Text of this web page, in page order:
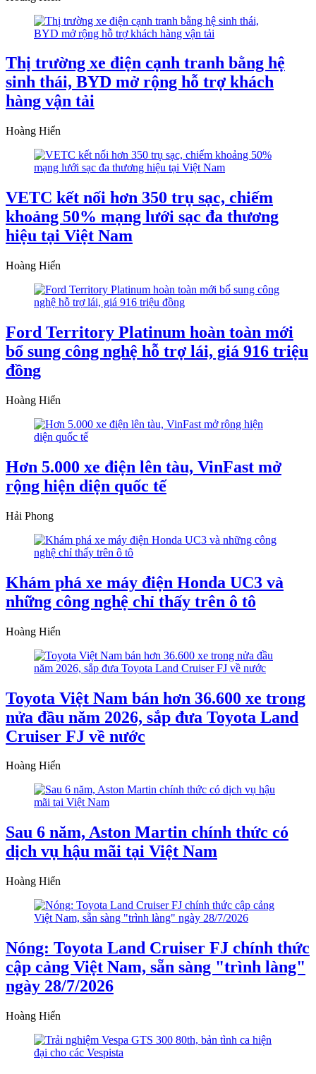
Thị trường xe điện cạnh tranh bằng hệ
sinh thái, BYD mở rộng hỗ trợ khách
hàng vận tải
Hoàng Hiển
VETC kết nối hơn 350 trụ sạc, chiếm
khoảng 50% mạng lưới sạc đa thương
hiệu tại Việt Nam
Hoàng Hiển
Ford Territory Platinum hoàn toàn mới
bổ sung công nghệ hỗ trợ lái, giá 916 triệu
đồng
Hoàng Hiển
Hơn 5.000 xe điện lên tàu, VinFast mở
rộng hiện diện quốc tế
Hải Phong
Khám phá xe máy điện Honda UC3 và
những công nghệ chỉ thấy trên ô tô
Hoàng Hiển
Toyota Việt Nam bán hơn 36.600 xe trong
nửa đầu năm 2026, sắp đưa Toyota Land
Cruiser FJ về nước
Hoàng Hiển
Sau 6 năm, Aston Martin chính thức có
dịch vụ hậu mãi tại Việt Nam
Hoàng Hiển
Nóng: Toyota Land Cruiser FJ chính thức
cập cảng Việt Nam, sẵn sàng "trình làng"
ngày 28/7/2026
Hoàng Hiển